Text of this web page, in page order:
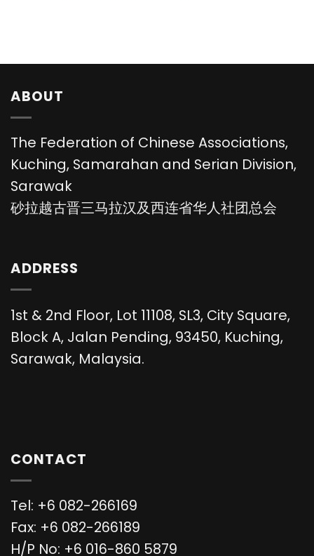
ABOUT
The Federation of Chinese Associations,
Kuching, Samarahan and Serian Division,
Sarawak
砂拉越古晋三马拉汉及西连省华人社团总会
ADDRESS
1st & 2nd Floor, Lot 11108, SL3, City Square,
Block A, Jalan Pending, 93450, Kuching,
Sarawak, Malaysia.
CONTACT
Tel: +6 082-266169
Fax: +6 082-266189
H/P No: +6 016-860 5879